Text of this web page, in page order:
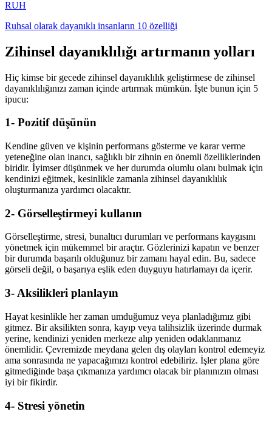
RUH
Ruhsal olarak dayanıklı insanların 10 özelliği
Zihinsel dayanıklılığı artırmanın yolları
Hiç kimse bir gecede zihinsel dayanıklılık geliştirmese de zihinsel
dayanıklılığınızı zaman içinde artırmak mümkün. İşte bunun için 5
ipucu:
1- Pozitif düşünün
Kendine güven ve kişinin performans gösterme ve karar verme
yeteneğine olan inancı, sağlıklı bir zihnin en önemli özelliklerinden
biridir. İyimser düşünmek ve her durumda olumlu olanı bulmak için
kendinizi eğitmek, kesinlikle zamanla zihinsel dayanıklılık
oluşturmanıza yardımcı olacaktır.
2- Görselleştirmeyi kullanın
Görselleştirme, stresi, bunaltıcı durumları ve performans kaygısını
yönetmek için mükemmel bir araçtır. Gözlerinizi kapatın ve benzer
bir durumda başarılı olduğunuz bir zamanı hayal edin. Bu, sadece
görseli değil, o başarıya eşlik eden duyguyu hatırlamayı da içerir.
3- Aksilikleri planlayın
Hayat kesinlikle her zaman umduğumuz veya planladığımız gibi
gitmez. Bir aksilikten sonra, kayıp veya talihsizlik üzerinde durmak
yerine, kendinizi yeniden merkeze alıp yeniden odaklanmanız
önemlidir. Çevremizde meydana gelen dış olayları kontrol edemeyiz
ama sonrasında ne yapacağımızı kontrol edebiliriz. İşler plana göre
gitmediğinde başa çıkmanıza yardımcı olacak bir planınızın olması
iyi bir fikirdir.
4- Stresi yönetin